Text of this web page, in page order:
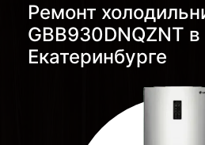
Ремонт
GBB930DNQZNT в
Екатеринбурге